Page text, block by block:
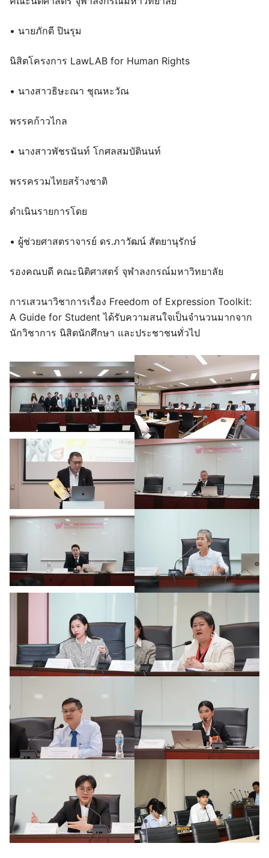
• นายภักดี ปินรุม
นิสิตโครงการ LawLAB for Human Rights
• นางสาวธิษะณา ชุณหะวัณ
พรรคก้าวไกล
• นางสาวพัชรนันท์ โกศลสมบัตินนท์
พรรครวมไทยสร้างชาติ
ดำเนินรายการโดย
• ผู้ช่วยศาสตราจารย์ ดร.ภาวัฒน์ สัตยานุรักษ์
รองคณบดี คณะนิติศาสตร์ จุฬาลงกรณ์มหาวิทยาลัย
การเสวนาวิชาการเรื่อง Freedom of Expression Toolkit:
A Guide for Student ได้รับความสนใจเป็นจำนวนมากจาก
นักวิชาการ นิสิตนักศึกษา และประชาชนทั่วไป